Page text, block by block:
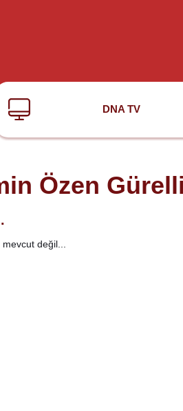
DNA TV
Özen Gürelli
değil...